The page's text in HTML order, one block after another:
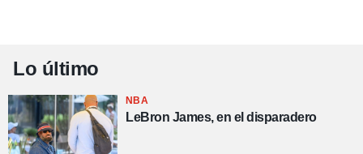
Lo último
NBA
LeBron James, en el disparadero